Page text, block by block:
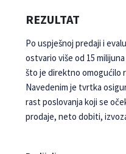
REZULTAT
Po uspješnoj predaji i
ostvario više od 15
što je direktno omogućilo
Navedenim je tvrtka
rast poslovanja koji se
prodaje, neto dobiti,